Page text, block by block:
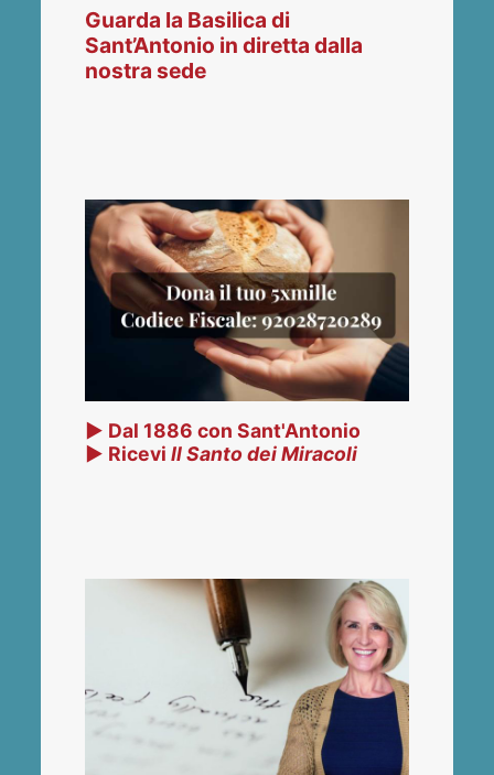
Guarda la Basilica di
Sant’Antonio in diretta dalla
nostra sede
▶ Dal 1886 con Sant'Antonio
▶ RiceviIl Santo dei Miracoli